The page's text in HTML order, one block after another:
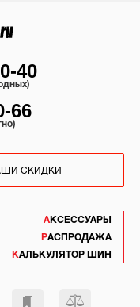
АКСЕССУАРЫ
РАСПРОДАЖА
КАЛЬКУЛЯТОР ШИН
40
66
СКИДКИ